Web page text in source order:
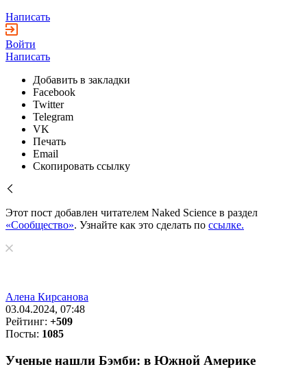
Написать
Войти
Написать
Добавить в закладки
Facebook
Twitter
Telegram
VK
Печать
Email
Скопировать ссылку
Этот пост добавлен читателем Naked Science в раздел
«Сообщество». Узнайте как это сделать по ссылке.
Алена Кирсанова
03.04.2024, 07:48
Рейтинг: +509
Посты: 1085
Ученые нашли Бэмби: в Южной Америке